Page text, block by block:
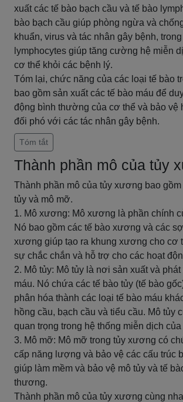
xuất các tế bào bạch cầu và tế bào
bào bạch cầu giúp phòng ngừa và
khuẩn, virus và tác nhân gây bệnh,
lymphocytes giúp tăng cường hệ miễn
cơ thể khỏi các bệnh lý.
Tóm lại, chức năng của các loại tế bào
bao gồm sản xuất các tế bào máu để
động bình thường của cơ thể và bảo vệ
đối phó với các tác nhân gây bệnh.
Tóm tắt
Thành phần mô của tủy
Thành phần mô của tủy xương bao
tủy và mô mỡ.
1. Mô xương: Mô xương là phần chính
Nó bao gồm các tế bào xương và các
xương giúp tạo ra khung xương cho cơ
sự chắc chắn và hỗ trợ cho các hoạt
2. Mô tủy: Mô tủy là nơi sản xuất và
máu. Nó chứa các tế bào tủy (tế bào
phân hóa thành các loại tế bào máu
hồng cầu, bạch cầu và tiểu cầu. Mô tủy
quan trọng trong hệ thống miễn dịch
3. Mô mỡ: Mô mỡ trong tủy xương có
cấp năng lượng và bảo vệ các cấu trúc
giúp làm mềm và bảo vệ mô tủy và tế
thương.
Thành phần mô của tủy xương cùng